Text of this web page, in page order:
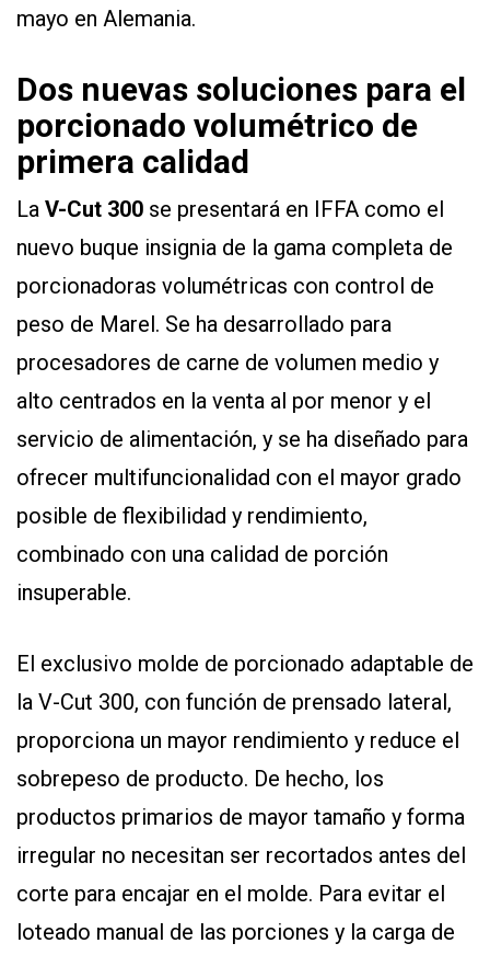
mayo en Alemania.
Dos nuevas soluciones para el
porcionado volumétrico de
primera calidad
La V-Cut 300 se presentará en IFFA como el
nuevo buque insignia de la gama completa de
porcionadoras volumétricas con control de
peso de Marel. Se ha desarrollado para
procesadores de carne de volumen medio y
alto centrados en la venta al por menor y el
servicio de alimentación, y se ha diseñado para
ofrecer multifuncionalidad con el mayor grado
posible de flexibilidad y rendimiento,
combinado con una calidad de porción
insuperable.
El exclusivo molde de porcionado adaptable de
la V-Cut 300, con función de prensado lateral,
proporciona un mayor rendimiento y reduce el
sobrepeso de producto. De hecho, los
productos primarios de mayor tamaño y forma
irregular no necesitan ser recortados antes del
corte para encajar en el molde. Para evitar el
loteado manual de las porciones y la carga de